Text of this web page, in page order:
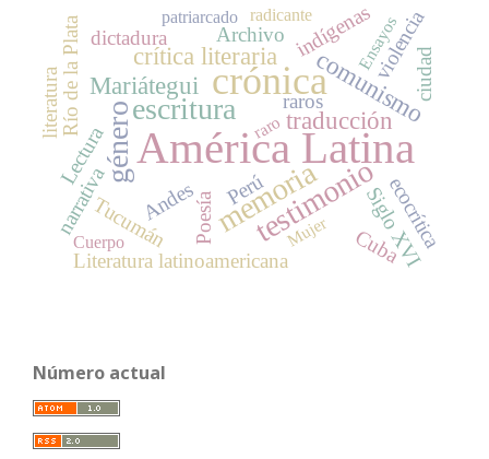
América Latina
crónica
géneroescritura
testimonio
memoria
comunismo
Mariátegui
traducción
crítica literaria
Andes Siglo XVI
Poesía
Río de la Plata violencia
Lectura
dictadura
Tucumán
raros
narrativa
indígenas
Literatura latinoamericana
ecocrítica
Archivo
Cuba
literatura
Perú
ciudad
Cuerpo Mujer
patriarcado Ensayos
raro
radicante
Número actual